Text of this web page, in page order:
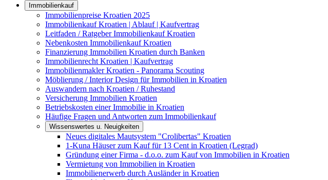
Immobilienkauf
Immobilienpreise Kroatien 2025
Immobilienkauf Kroatien | Ablauf | Kaufvertrag
Leitfaden / Ratgeber Immobilienkauf Kroatien
Nebenkosten Immobilienkauf Kroatien
Finanzierung Immobilien Kroatien durch Banken
Immobilienrecht Kroatien | Kaufvertrag
Immobilienmakler Kroatien - Panorama Scouting
Möblierung / Interior Design für Immobilien in Kroatien
Auswandern nach Kroatien / Ruhestand
Versicherung Immobilien Kroatien
Betriebskosten einer Immobilie in Kroatien
Häufige Fragen und Antworten zum Immobilienkauf
Wissenswertes u. Neuigkeiten
Neues digitales Mautsystem "Crolibertas" Kroatien
1-Kuna Häuser zum Kauf für 13 Cent in Kroatien (Legrad)
Gründung einer Firma - d.o.o. zum Kauf von Immobilien in Kroatien
Vermietung von Immobilien in Kroatien
Immobilienerwerb durch Ausländer in Kroatien